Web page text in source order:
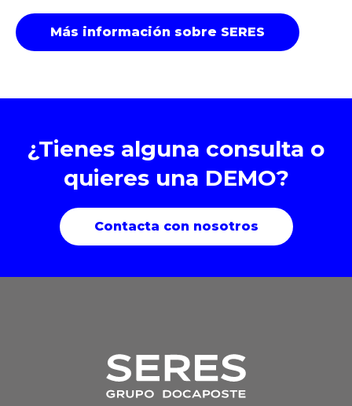
Más información sobre SERES
¿Tienes alguna consulta o
quieres una DEMO?
Contacta con nosotros